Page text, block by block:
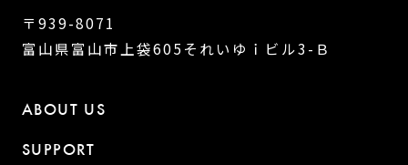
〒939-8071
富山県富山市上袋605それいゆｉビル3-Ｂ
ABOUT US
SUPPORT